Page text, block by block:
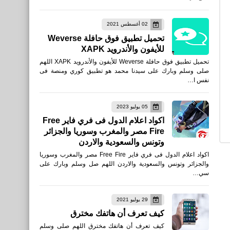
02 أغسطس 2021
تحميل تطبيق فوق حافلة Weverse
للأيفون والأندرويد XAPK
تحميل تطبيق فوق حافلة Weverse للأيفون والأندرويد XAPK اللهم
صلى وسلم وبارك على سيدنا محمد هو تطبيق كوري ومنصة فى
نفس ا…
05 يوليو 2023
اكواد اعلام الدول فى فري فاير Free
Fire مصر والمغرب وسوريا والجزائر
وتونس والسعودية والاردن
اكواد اعلام الدول فى فري فاير Free Fire مصر والمغرب وسوريا
والجزائر وتونس والسعودية والاردن اللهم صل وسلم وبارك على
سي…
29 يوليو 2021
كيف تعرف أن هاتفك مخترق
كيف تعرف أن هاتفك مخترق اللهم صلى وسلم
العاب
تحميل لعبة Rally One : Race
to glory للأندرويد APK
العاب
تنزيل لعبة MG: Online Gun
Shooting Games للأندرويد
العاب
متطلبات تشغيل لعبة